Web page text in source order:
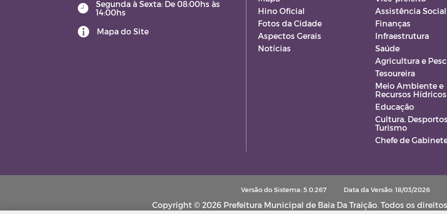
Segunda à Sexta: De 08:00hs às
14:00hs
Mapa do Site
Hino Oficial
Fotos da Cidade
Aspectos Gerais
Notícias
Assistência Social
Finanças
Infraestrutura
Saúde
Agricultura e
Tesoureira
Meio Ambiente e
Recursos Hídricos
Educação
Cultura,
Turismo
Chefe de
Versão do Sistema: 5.0.267 Data da Versão: 18/03/2026
Copyright © 2026 Prefeitura Municipal de Baia Da Traição. Todos os